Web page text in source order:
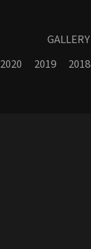
GALLERY
2020 2019 2018